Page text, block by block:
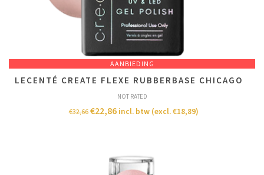
AANBIEDING
LECENTÉ CREATE FLEXE RUBBERBASE CHICAGO
NOT RATED
€32,66 €22,86 incl. btw (excl.€18,89)